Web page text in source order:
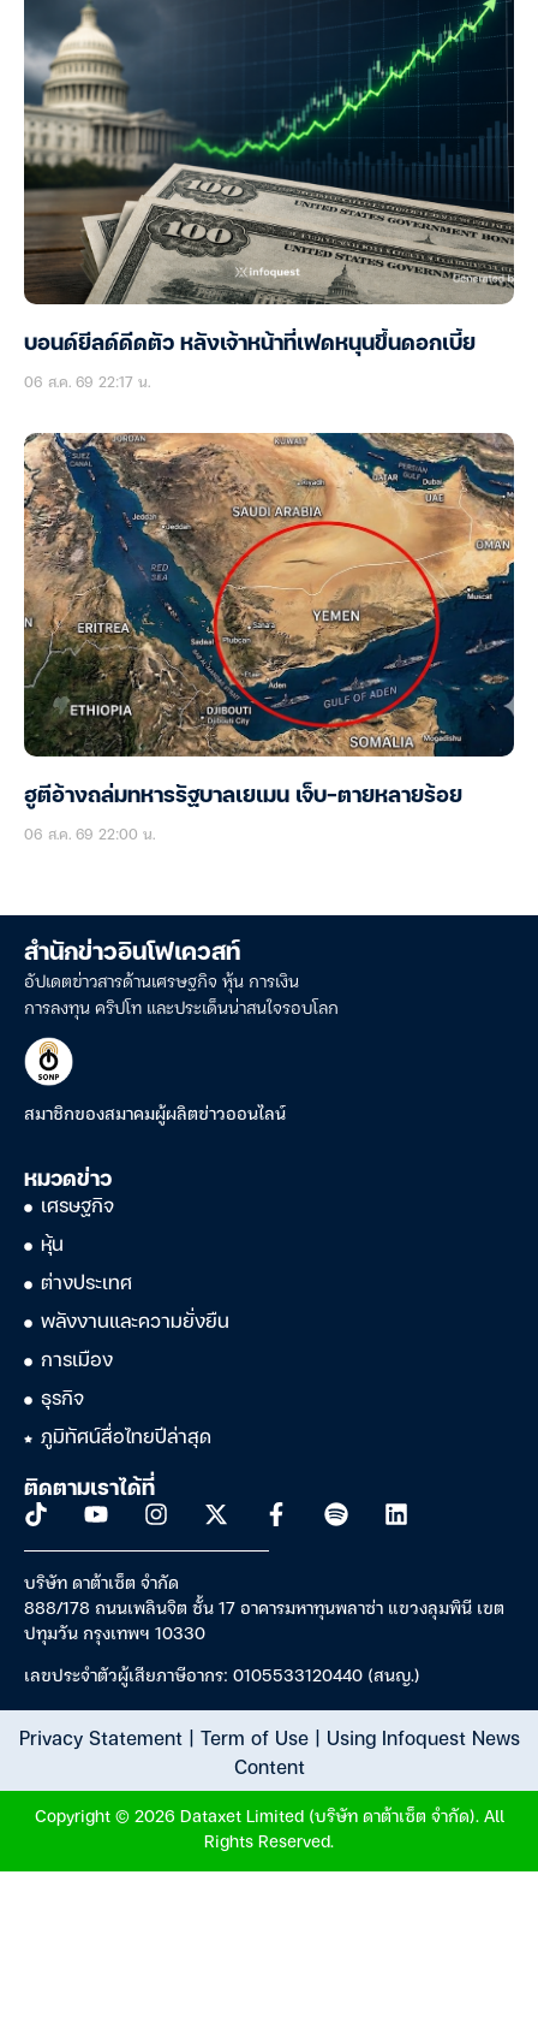
บอนด์ยีลด์ดีดตัว หลังเจ้าหน้าที่เฟดหนุนขึ้นดอกเบี้ย
06 ส.ค. 69 22:17 น.
ฮูตีอ้างถล่มทหารรัฐบาลเยเมน เจ็บ-ตายหลายร้อย
06 ส.ค. 69 22:00 น.
สำนักข่าวอินโฟเควสท์
อัปเดตข่าวสารด้านเศรษฐกิจ หุ้น การเงิน
การลงทุน คริปโท และประเด็นน่าสนใจรอบโลก
สมาชิกของสมาคมผู้ผลิตข่าวออนไลน์
หมวดข่าว
เศรษฐกิจ
หุ้น
ต่างประเทศ
พลังงานและความยั่งยืน
การเมือง
ธุรกิจ
ภูมิทัศน์สื่อไทยปีล่าสุด
ติดตามเราได้ที่
บริษัท ดาต้าเซ็ต จำกัด
888/178 ถนนเพลินจิต ชั้น 17 อาคารมหาทุนพลาซ่า แขวงลุมพินี เขต
ปทุมวัน กรุงเทพฯ 10330
เลขประจำตัวผู้เสียภาษีอากร: 0105533120440 (สนญ.)
Privacy Statement| Term of Use| Using Infoquest News
Content
Copyright © 2026 Dataxet Limited (บริษัท ดาต้าเซ็ต จำกัด). All
Rights Reserved.